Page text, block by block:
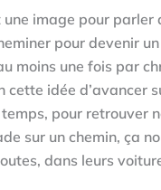
image pour
pour devenir
moins une fois par
cette idée
pour retrouver
sur un chemin, ça
dans leurs